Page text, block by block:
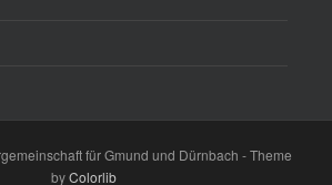
für Gmund und Dürnbach - Theme
byColorlib